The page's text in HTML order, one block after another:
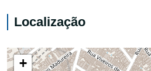
Localização
+